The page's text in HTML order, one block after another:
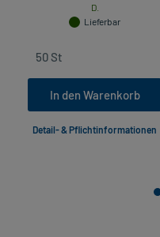
D.
Lieferbar
In den Warenkorb
Detail- & Pflichtinformationen